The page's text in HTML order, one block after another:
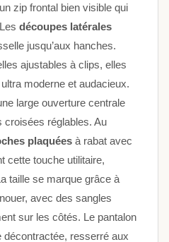
zip frontal bien visible qui
découpes latérales
jusqu’aux hanches.
ajustables à clips, elles
moderne et audacieux.
large ouverture centrale
croisées réglables. Au
plaquées à rabat avec
cette touche utilitaire,
taille se marque grâce à
avec des sangles
sur les côtés. Le pantalon
décontractée, resserré aux